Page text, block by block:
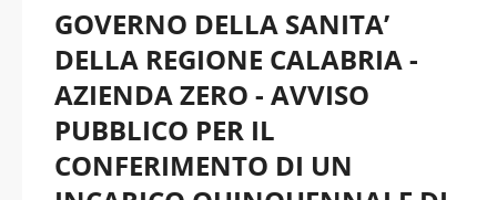
o pdf versione 2026
aggiornati
GOVERNO DELLA SANITA’
DELLA REGIONE CALABRIA -
AZIENDA ZERO - AVVISO
PUBBLICO PER IL
CONFERIMENTO DI UN